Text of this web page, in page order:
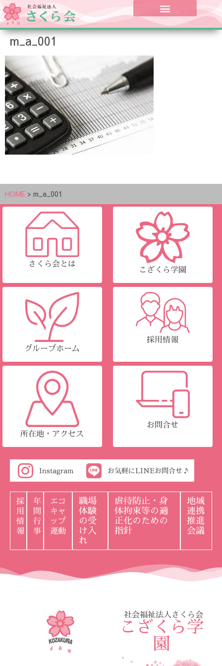
m_a_001
HOME > m_a_001
さくら会とは
こざくら学園
グループホーム
採用情報
所在地・アクセス
お問合せ
Instagram お気軽にLINEお問合せ♪
採
用
情
報
年
間
行
事
エコ
キャ
ップ
運動
職場
体験
の受
け入
れ
虐待防止・身
体拘束等の適
正化のための
指針
地域
連携
推進
会議
社会福祉法人さくら会
こざくら学
園